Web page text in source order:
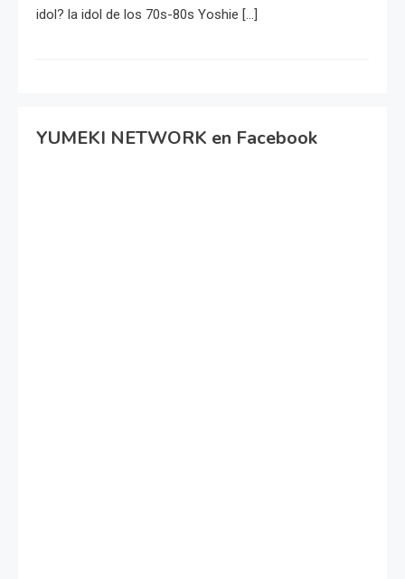
idol? la idol de los 70s-80s Yoshie […]
YUMEKI NETWORK en Facebook